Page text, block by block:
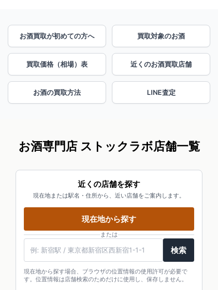
お酒買取が初めての方へ 買取対象のお酒
買取価格（相場）表 近くのお酒買取店舗
お酒の買取方法 LINE査定
お酒専門店 ストックラボ店舗一覧
近くの店舗を探す
現在地または駅名・住所から、近い店舗をご案内します。
現在地から探す
または
検索
現在地から探す場合、ブラウザの位置情報の使用許可が必要で
す。位置情報は店舗検索のためだけに使用し、保存しません。